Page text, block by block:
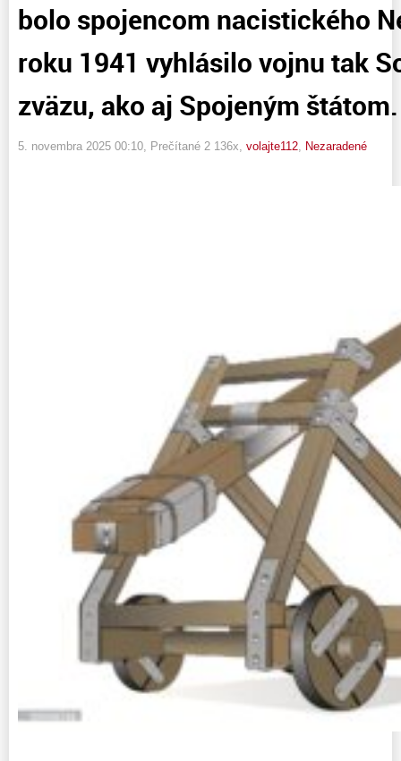
bolo spojencom nacistického
roku 1941 vyhlásilo vojnu tak
zväzu, ako aj Spojeným
5. novembra 2025 00:10 , Prečítané 2 136x, volajte112 Nezaradené